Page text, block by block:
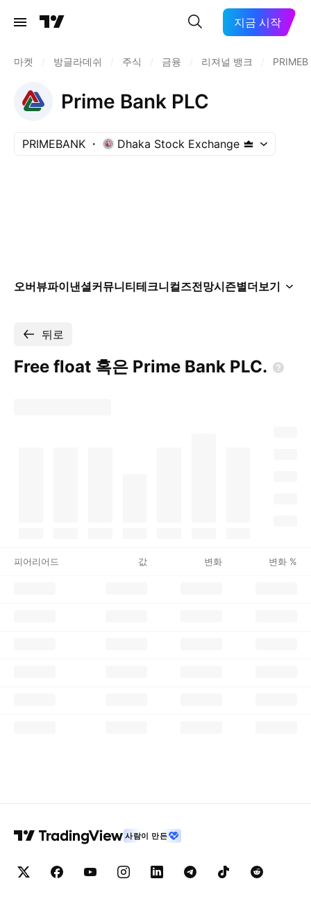
지금 시작
마켓 방글라데쉬 주식 금융 리져널 뱅크
Prime Bank PLC
PRIMEBANK Dhaka Stock Exchange
오버뷰파이낸셜커뮤니티테크니컬즈전망시즌별더보기
뒤로
Free float 혹은 Prime Bank PLC.
피어리어드 값 변화 변화 %
사람이 만든